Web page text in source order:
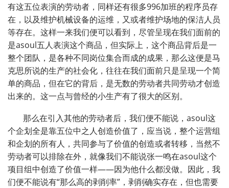
有这五位表演的劳动者，同样还有很多996加班的程序员存
在，以及维护机械设备的运维，又或者维护场地的保洁人员
等存在。这样一来我们便可以看到，尽管呈现在我们面前的
是asoul五人表演这个商品，但实际上，这个商品背后是一
整个团队，是各种不同岗位集合而成的成果，那么这便是马
克思所说的生产的社会化，往往在我们面前只是呈现一个简
单的商品，但在它的背后，是无数的劳动者共同劳动才创造
出来的。这一点与曾经的小生产有了很大的区别。
那么在引入其他的劳动者后，我们便不能说，asoul这
个企划全是靠五位中之人创造价值了，应当说，整个运营组
和企划的所有人，共同参与了价值的创造或者转移，当然不
劳动者可以排除在外，就像我们不能说张一鸣在asoul这个
项目组中创造了价值一样——因为他什么都没做。因此，我
们便不能说有“那么高的剥削率”，剥削确实存在，但也需要